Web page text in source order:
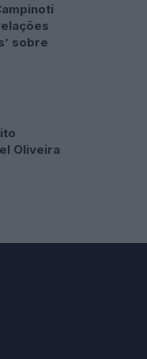
sobre
Oliveira